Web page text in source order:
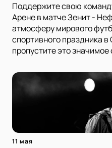
Поддержите свою
Арене в матче Зенит -
атмосферу мирового
спортивного праздника
пропустите это значимое
11 мая